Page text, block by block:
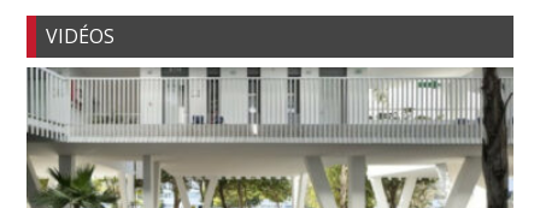
VIDÉOS